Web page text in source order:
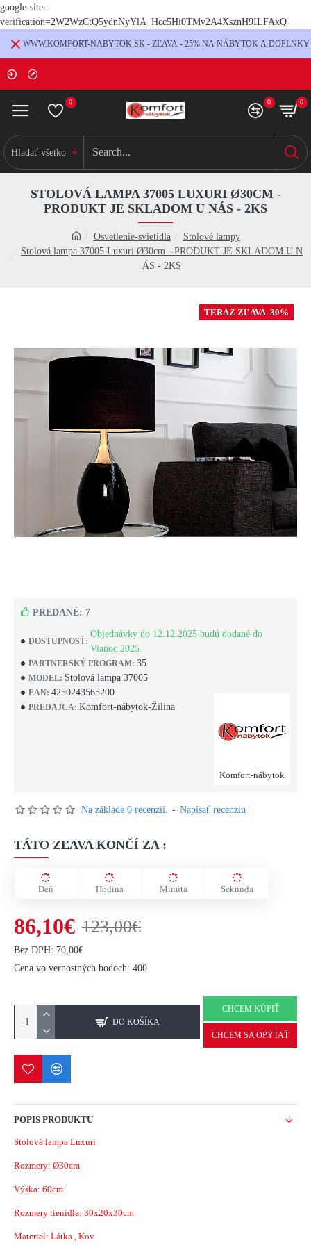
google-site-
verification=2W2WzCtQ5ydnNyYlA_Hcc5Hi0TMv2A4XsznH9ILFAxQ
WWW.KOMFORT-NABYTOK.SK - ZĽAVA - 25% NA NÁBYTOK A DOPLNKY
0 0 0
Hladať všetko
Osvetlenie-svietidlá
Stolové lampy
Stolová lampa 37005 Luxuri Ø30cm - PRODUKT JE SKLADOM U N
ÁS - 2KS
STOLOVÁ LAMPA 37005 LUXURI Ø30CM -
PRODUKT JE SKLADOM U NÁS - 2KS
TERAZ ZĽAVA -30%
DOSTUPNOSŤ:
Objednávky do 12.12.2025 budú dodané do
Vianoc 2025.
PARTNERSKÝ PROGRAM: 35
MODEL: Stolová lampa 37005
EAN: 4250243565200
PREDAJCA: Komfort-nábytok-Žilina
Komfort-nábytok
PREDANÉ: 7
Na základe 0 recenzií. - Napísať recenziu
TÁTO ZĽAVA KONČÍ ZA :
Deň Hodina Minúta Sekunda
86,10€ 123,00€
Bez DPH: 70,00€
Cena vo vernostných bodoch: 400
DO KOŠÍKA
CHCEM KÚPIŤ
CHCEM SA OPÝTAŤ
POPIS PRODUKTU
Stolová lampa Luxuri
Rozmery: Ø30cm
Výška: 60cm
Rozmery tienidla: 30x20x30cm
Material: Látka , Kov